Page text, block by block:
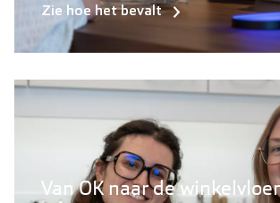
Zie hoe het bevalt
Van OK naar de winkelvloer